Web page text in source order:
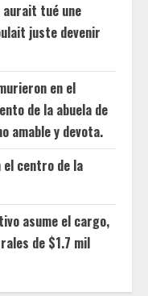
aurait tué une
juste devenir
en el
de la abuela de
amable y devota.
el centro de la
asume el cargo,
de $1.7 mil